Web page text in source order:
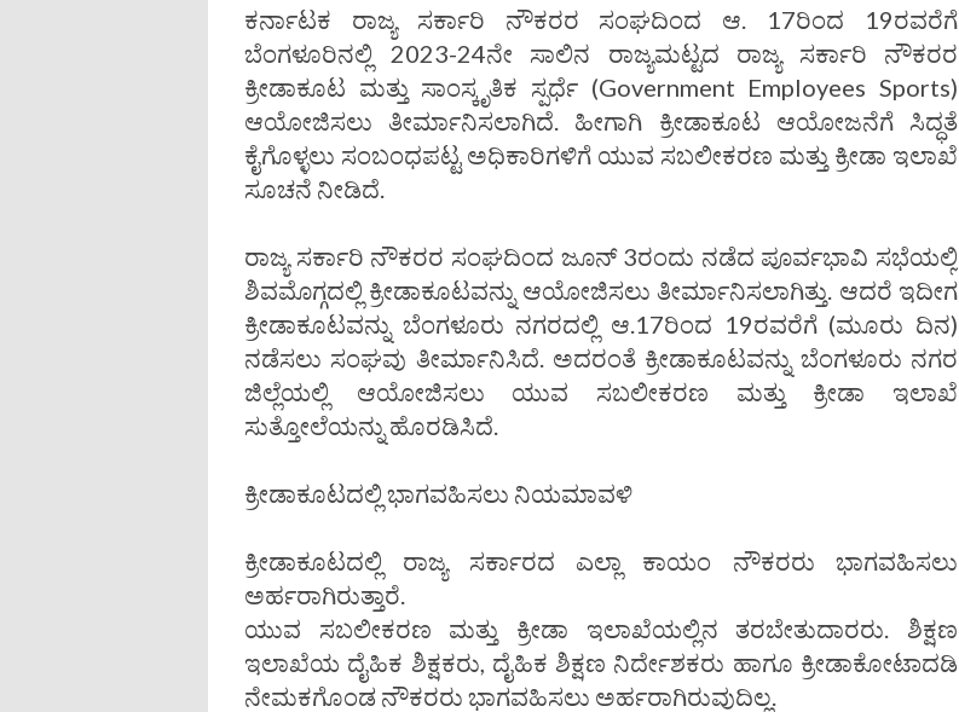
ಕರ್ನಾಟಕ ರಾಜ್ಯ ಸರ್ಕಾರಿ ನೌಕರರ ಸಂಘದಿಂದ ಆ. 17ರಿಂದ 19ರವರೆಗೆ
ಬೆಂಗಳೂರಿನಲ್ಲಿ 2023-24ನೇ ಸಾಲಿನ ರಾಜ್ಯಮಟ್ಟದ ರಾಜ್ಯ ಸರ್ಕಾರಿ ನೌಕರರ
ಕ್ರೀಡಾಕೂಟ ಮತ್ತು ಸಾಂಸ್ಕೃತಿಕ ಸ್ಪರ್ಧೆ (Government Employees Sports)
ಆಯೋಜಿಸಲು ತೀರ್ಮಾನಿಸಲಾಗಿದೆ. ಹೀಗಾಗಿ ಕ್ರೀಡಾಕೂಟ ಆಯೋಜನೆಗೆ ಸಿದ್ಧತೆ
ಕೈಗೊಳ್ಳಲು ಸಂಬಂಧಪಟ್ಟ ಅಧಿಕಾರಿಗಳಿಗೆ ಯುವ ಸಬಲೀಕರಣ ಮತ್ತು ಕ್ರೀಡಾ ಇಲಾಖೆ
ಸೂಚನೆ ನೀಡಿದೆ.
ರಾಜ್ಯ ಸರ್ಕಾರಿ ನೌಕರರ ಸಂಘದಿಂದ ಜೂನ್ 3ರಂದು ನಡೆದ ಪೂರ್ವಭಾವಿ ಸಭೆಯಲ್ಲಿ
ಶಿವಮೊಗ್ಗದಲ್ಲಿ ಕ್ರೀಡಾಕೂಟವನ್ನು ಆಯೋಜಿಸಲು ತೀರ್ಮಾನಿಸಲಾಗಿತ್ತು. ಆದರೆ ಇದೀಗ
ಕ್ರೀಡಾಕೂಟವನ್ನು ಬೆಂಗಳೂರು ನಗರದಲ್ಲಿ ಆ.17ರಿಂದ 19ರವರೆಗೆ (ಮೂರು ದಿನ)
ನಡೆಸಲು ಸಂಘವು ತೀರ್ಮಾನಿಸಿದೆ. ಅದರಂತೆ ಕ್ರೀಡಾಕೂಟವನ್ನು ಬೆಂಗಳೂರು ನಗರ
ಜಿಲ್ಲೆಯಲ್ಲಿ ಆಯೋಜಿಸಲು ಯುವ ಸಬಲೀಕರಣ ಮತ್ತು ಕ್ರೀಡಾ ಇಲಾಖೆ
ಸುತ್ತೋಲೆಯನ್ನು ಹೊರಡಿಸಿದೆ.
ಕ್ರೀಡಾಕೂಟದಲ್ಲಿ ಭಾಗವಹಿಸಲು ನಿಯಮಾವಳಿ
ಕ್ರೀಡಾಕೂಟದಲ್ಲಿ ರಾಜ್ಯ ಸರ್ಕಾರದ ಎಲ್ಲಾ ಕಾಯಂ ನೌಕರರು ಭಾಗವಹಿಸಲು
ಅರ್ಹರಾಗಿರುತ್ತಾರೆ.
ಯುವ ಸಬಲೀಕರಣ ಮತ್ತು ಕ್ರೀಡಾ ಇಲಾಖೆಯಲ್ಲಿನ ತರಬೇತುದಾರರು. ಶಿಕ್ಷಣ
ಇಲಾಖೆಯ ದೈಹಿಕ ಶಿಕ್ಷಕರು, ದೈಹಿಕ ಶಿಕ್ಷಣ ನಿರ್ದೇಶಕರು ಹಾಗೂ ಕ್ರೀಡಾಕೋಟಾದಡಿ
ನೇಮಕಗೊಂಡ ನೌಕರರು ಭಾಗವಹಿಸಲು ಅರ್ಹರಾಗಿರುವುದಿಲ್ಲ.